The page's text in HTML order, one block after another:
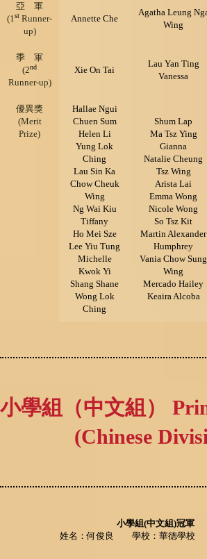
亞 軍
(1st Runner-
up)
Annette Che
Agatha Leung
Wing
季 軍
(2nd
Runner-up)
Xie On Tai
Lau Yan Ting
Vanessa
優異獎
(Merit
Prize)
Hallae Ngui
Chuen Sum
Helen Li
Yung Lok
Ching
Lau Sin Ka
Chow Cheuk
Wing
Ng Wai Kiu
Tiffany
Ho Mei Sze
Lee Yiu Tung
Michelle
Kwok Yi
Shang Shane
Wong Lok
Ching
Shum Lap
Ma Tsz Ying
Gianna
Natalie Cheung
Tsz Wing
Arista Lai
Emma Wong
Nicole Wong
So Tsz Kit
Martin Alexander
Humphrey
Vania Chow Sung
Wing
Mercado Hailey
Keaira Alcoba
小學組（中文組）
(Chinese
小學組(中文組)冠軍
姓名：何俊良 學校：華德學校